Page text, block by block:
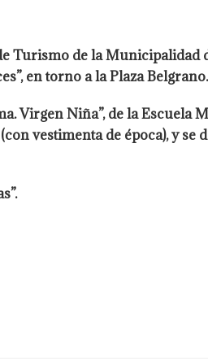
Turismo de la Municipalidad
en torno a la Plaza Belgrano.
Virgen Niña”, de la Escuela
vestimenta de época), y se